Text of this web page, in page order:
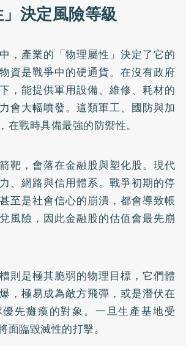
」決定風險等級
，產業的「物理屬性」決定了它的
資是戰爭中的硬通貨。在沒有政府
，能提供軍用設備、維修、耗材的
會大幅噴發。這類軍工、國防與加
在戰時具備最強的防禦性。
靶，會落在金融股與塑化股。現代
、網路與信用體系。戰爭初期的停
至是社會信心的崩潰，都會導致帳
風險，因此金融股的估值會最先崩
則是極其脆弱的物理目標，它們體
，極易成為敵方飛彈，或是潛伏在
先癱瘓的對象。一旦生產基地受
面臨毀滅性的打擊。